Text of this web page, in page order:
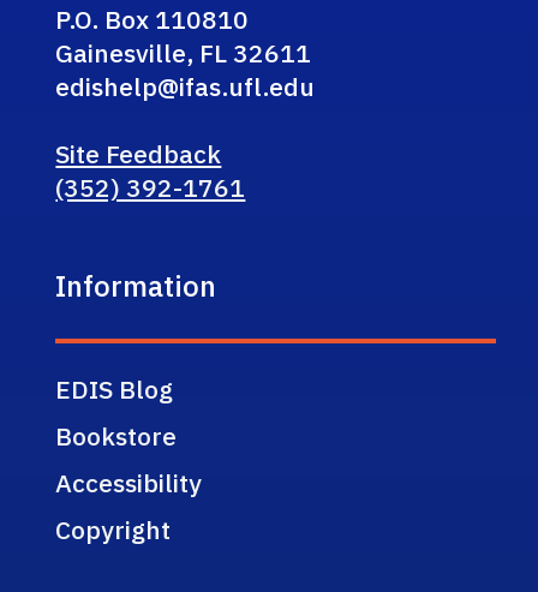
P.O. Box 110810
Gainesville, FL 32611
edishelp@ifas.ufl.edu
Site Feedback
(352) 392-1761
Information
EDIS Blog
Bookstore
Accessibility
Copyright